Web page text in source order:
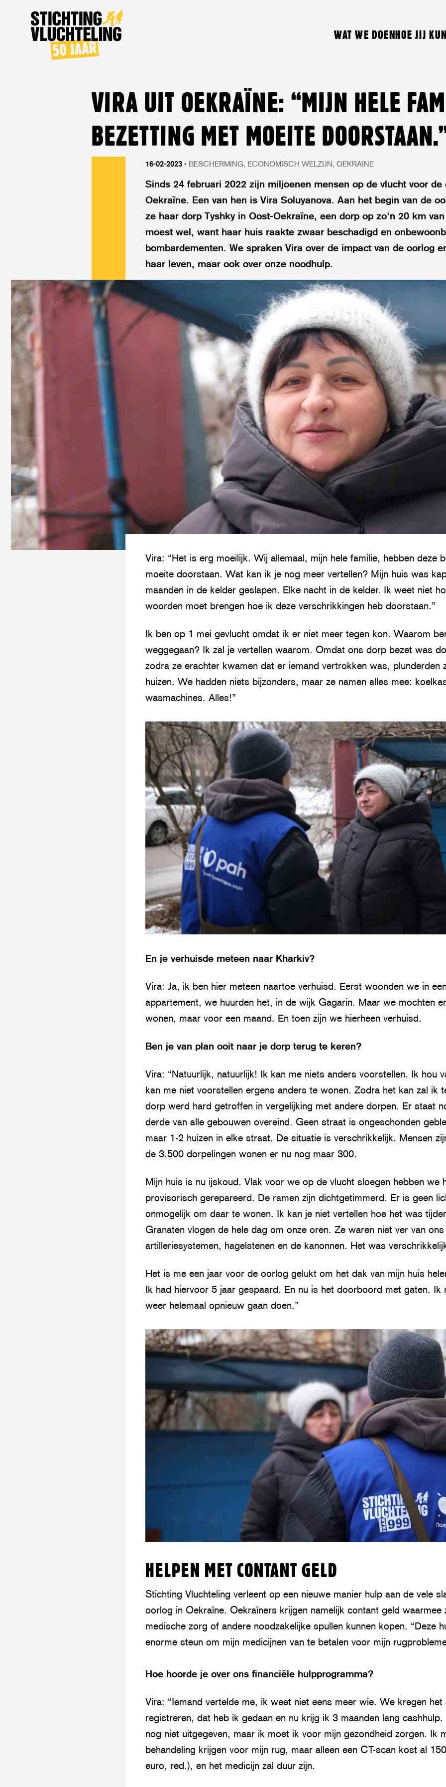
WAT WE DOENHOE JIJ
VIRA UIT OEKRAÏNE: “MIJN HELE
BEZETTING MET MOEITE
16-02-2023 BESCHERMING ECONOMISCH WELZIJN OEKRAINE
Sinds 24 februari 2022 zijn miljoenen mensen op de vlucht voor de
Oekraïne. Een van hen is Vira Soluyanova. Aan het begin van de
ze haar dorp Tyshky in Oost-Oekraïne, een dorp op zo'n 20 km
moest wel, want haar huis raakte zwaar beschadigd en
bombardementen. We spraken Vira over de impact van de oorlog
haar leven, maar ook over onze noodhulp.
Vira: “Het is erg moeilijk. Wij allemaal, mijn hele familie, hebben deze
moeite doorstaan. Wat kan ik je nog meer vertellen? Mijn huis was
maanden in de kelder geslapen. Elke nacht in de kelder. Ik weet niet
woorden moet brengen hoe ik deze verschrikkingen heb doorstaan.”
Ik ben op 1 mei gevlucht omdat ik er niet meer tegen kon. Waarom
weggegaan? Ik zal je vertellen waarom. Omdat ons dorp bezet was
zodra ze erachter kwamen dat er iemand vertrokken was, plunderden
huizen. We hadden niets bijzonders, maar ze namen alles mee:
wasmachines. Alles!”
En je verhuisde meteen naar Kharkiv?
Vira: Ja, ik ben hier meteen naartoe verhuisd. Eerst woonden we in
appartement, we huurden het, in de wijk Gagarin. Maar we mochten
wonen, maar voor een maand. En toen zijn we hierheen verhuisd.
Ben je van plan ooit naar je dorp terug te keren?
Vira: “Natuurlijk, natuurlijk! Ik kan me niets anders voorstellen. Ik hou
kan me niet voorstellen ergens anders te wonen. Zodra het kan zal ik
dorp werd hard getroffen in vergelijking met andere dorpen. Er staat
derde van alle gebouwen overeind. Geen straat is ongeschonden
maar 1-2 huizen in elke straat. De situatie is verschrikkelijk. Mensen
de 3.500 dorpelingen wonen er nu nog maar 300.
Mijn huis is nu ijskoud. Vlak voor we op de vlucht sloegen hebben we
provisorisch gerepareerd. De ramen zijn dichtgetimmerd. Er is geen
onmogelijk om daar te wonen. Ik kan je niet vertellen hoe het was
Granaten vlogen de hele dag om onze oren. Ze waren niet ver van
artilleriesystemen, hagelstenen en de kanonnen. Het was
Het is me een jaar voor de oorlog gelukt om het dak van mijn huis
Ik had hiervoor 5 jaar gespaard. En nu is het doorboord met gaten. Ik
weer helemaal opnieuw gaan doen.”
HELPEN MET CONTANT GELD
Stichting Vluchteling verleent op een nieuwe manier hulp aan de vele
oorlog in Oekraïne. Oekraïners krijgen namelijk contant geld waarmee
medische zorg of andere noodzakelijke spullen kunnen kopen. “Deze
enorme steun om mijn medicijnen van te betalen voor mijn
Hoe hoorde je over ons financiële hulpprogramma?
Vira: “Iemand vertelde me, ik weet niet eens meer wie. We kregen
registreren, dat heb ik gedaan en nu krijg ik 3 maanden lang
nog niet uitgegeven, maar ik moet ik voor mijn gezondheid zorgen. Ik
behandeling krijgen voor mijn rug, maar alleen een CT-scan kost al
euro, red.), en het medicijn zal duur zijn.